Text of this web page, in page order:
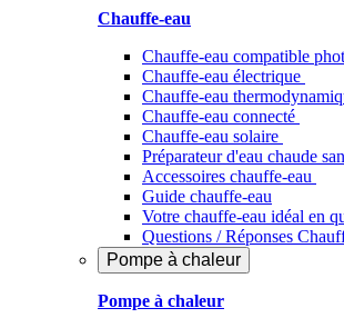
Chauffe-eau
Chauffe-eau compatible
Chauffe-eau électrique
Chauffe-eau
Chauffe-eau connecté
Chauffe-eau solaire
Préparateur d'eau chaude
Accessoires chauffe-eau
Guide chauffe-eau
Votre chauffe-eau idéal en
Questions / Réponses
Pompe à chaleur
Pompe à chaleur